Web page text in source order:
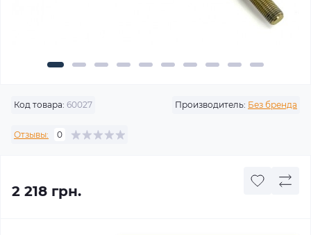
Код товара: 60027 Производитель: Без бренда
Отзывы: 0
2 218 грн.